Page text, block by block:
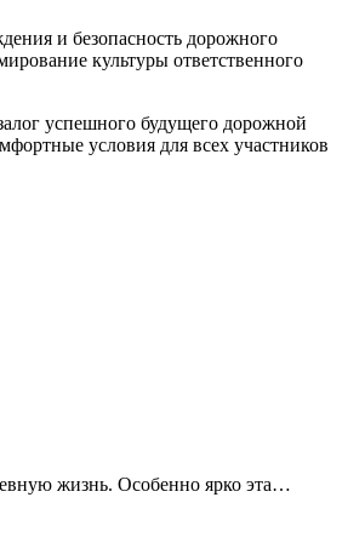
и безопасность дорожного
культуры ответственного
успешного будущего дорожной
условия для всех участников
жизнь. Особенно ярко эта…